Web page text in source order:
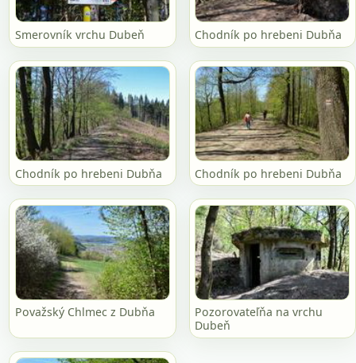
Smerovník vrchu Dubeň Chodník po hrebeni Dubňa
Chodník po hrebeni Dubňa Chodník po hrebeni Dubňa
Považský Chlmec z Dubňa
Pozorovateľňa na vrchu
Dubeň